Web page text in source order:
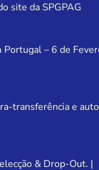
site da SPGPAG
Portugal – 6 de
transferência e
& Drop-Out. |